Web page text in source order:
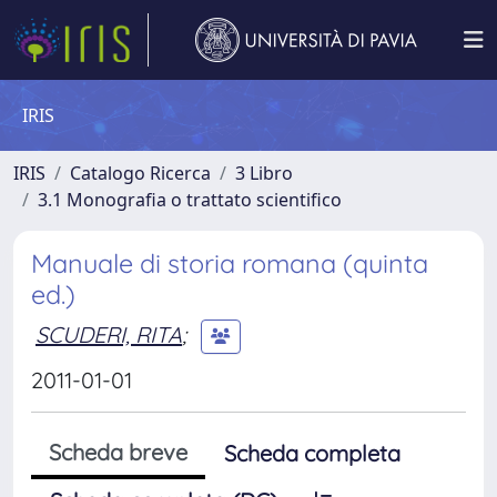
IRIS
IRIS Catalogo Ricerca
3 Libro
3.1 Monografia o trattato scientifico
Manuale di storia romana (quinta
ed.)
SCUDERI, RITA;
2011-01-01
Scheda breve
Scheda completa